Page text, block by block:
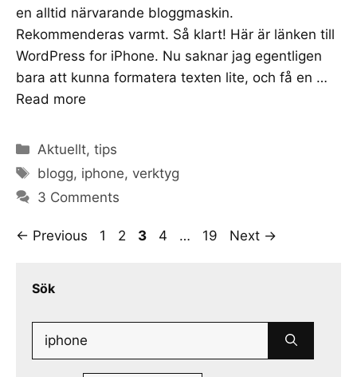
en alltid närvarande bloggmaskin.
Rekommenderas varmt. Så klart! Här är länken till
WordPress for iPhone. Nu saknar jag egentligen
bara att kunna formatera texten lite, och få en …
Read more
Categories
Aktuellt,tips
Tags
blogg, iphone,verktyg
3 Comments
← Previous Page
1 Page
2 Page
3 Page
4 … Page
19 Next →
Sök
Search
for: